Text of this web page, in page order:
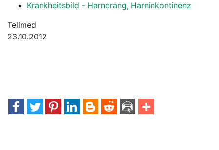
Krankheitsbild - Harndrang, Harninkontinenz
Tellmed
23.10.2012